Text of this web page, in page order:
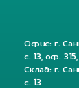
Офис: г.
с. 13, оф.
Склад: г.
с. 13